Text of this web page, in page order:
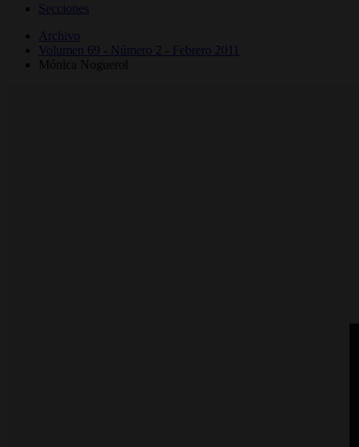
Secciones
Archivo
Volumen 69 - Número 2 - Febrero 2011
Mónica Noguerol